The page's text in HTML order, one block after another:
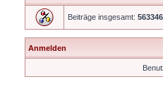
Beiträge insgesamt:
Anmelden